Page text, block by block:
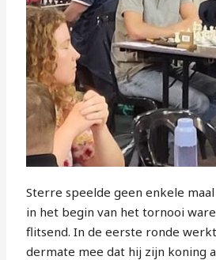
Sterre speelde geen enkele
in het begin van het tornooi
flitsend. In de eerste ronde
dermate mee dat hij zijn koning